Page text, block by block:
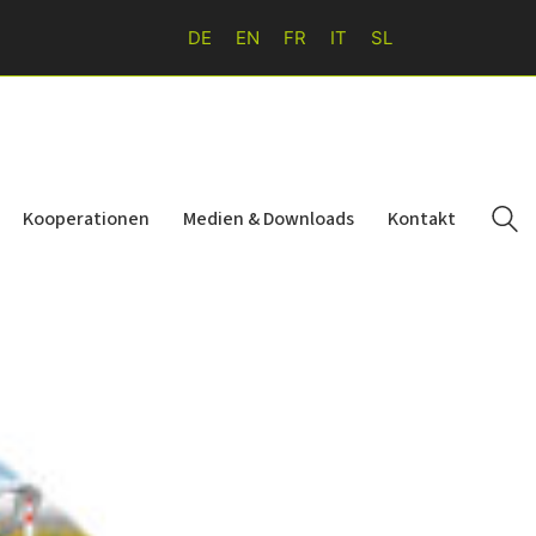
DE EN FR IT SL
Kooperationen Medien & Downloads Kontakt